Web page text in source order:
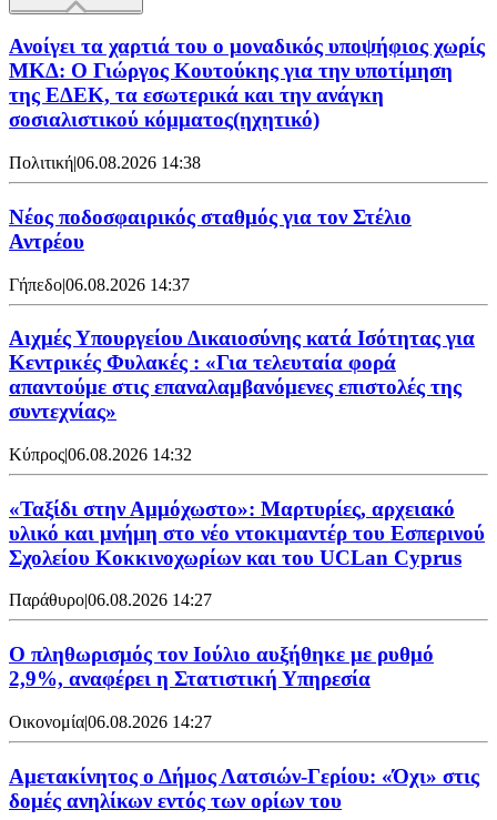
Ανοίγει τα χαρτιά του ο μοναδικός υποψήφιος χωρίς
ΜΚΔ: Ο Γιώργος Κουτούκης για την υποτίμηση
της ΕΔΕΚ, τα εσωτερικά και την ανάγκη
σοσιαλιστικού κόμματος(ηχητικό)
Πολιτική|06.08.2026 14:38
Νέος ποδοσφαιρικός σταθμός για τον Στέλιο
Αντρέου
Γήπεδο|06.08.2026 14:37
Αιχμές Υπουργείου Δικαιοσύνης κατά Ισότητας για
Κεντρικές Φυλακές : «Για τελευταία φορά
απαντούμε στις επαναλαμβανόμενες επιστολές της
συντεχνίας»
Κύπρος|06.08.2026 14:32
«Ταξίδι στην Αμμόχωστο»: Μαρτυρίες, αρχειακό
υλικό και μνήμη στο νέο ντοκιμαντέρ του Εσπερινού
Σχολείου Κοκκινοχωρίων και του UCLan Cyprus
Παράθυρο|06.08.2026 14:27
Ο πληθωρισμός τον Ιούλιο αυξήθηκε με ρυθμό
2,9%, αναφέρει η Στατιστική Υπηρεσία
Οικονομία|06.08.2026 14:27
Αμετακίνητος ο Δήμος Λατσιών-Γερίου: «Όχι» στις
δομές ανηλίκων εντός των ορίων του